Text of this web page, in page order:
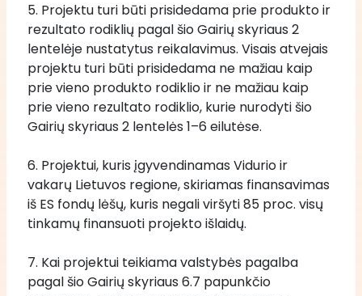
5. Projektu turi būti prisidedama prie produkto ir
rezultato rodiklių pagal šio Gairių skyriaus 2
lentelėje nustatytus reikalavimus. Visais atvejais
projektu turi būti prisidedama ne mažiau kaip
prie vieno produkto rodiklio ir ne mažiau kaip
prie vieno rezultato rodiklio, kurie nurodyti šio
Gairių skyriaus 2 lentelės 1–6 eilutėse.
6. Projektui, kuris įgyvendinamas Vidurio ir
vakarų Lietuvos regione, skiriamas finansavimas
iš ES fondų lėšų, kuris negali viršyti 85 proc. visų
tinkamų finansuoti projekto išlaidų.
7. Kai projektui teikiama valstybės pagalba
pagal šio Gairių skyriaus 6.7 papunkčio